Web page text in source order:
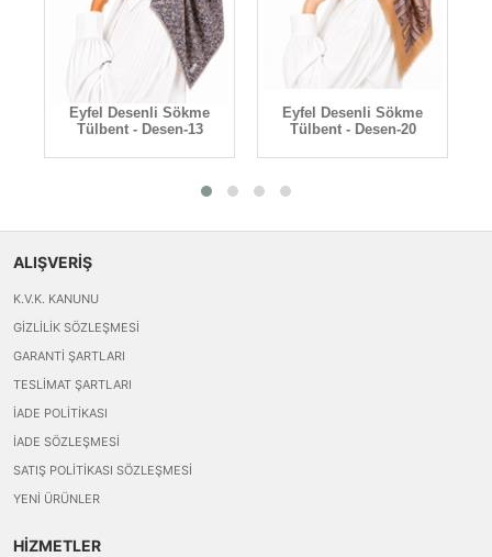
Eyfel Desenli Sökme
Tülbent - Desen-13
Eyfel Desenli Sökme
Tülbent - Desen-20
ALIŞVERİŞ
K.V.K. KANUNU
GIZLILIK SÖZLEŞMESI
GARANTI ŞARTLARI
TESLIMAT ŞARTLARI
İADE POLITIKASI
İADE SÖZLEŞMESI
SATIŞ POLITIKASI SÖZLEŞMESI
YENI ÜRÜNLER
HİZMETLER